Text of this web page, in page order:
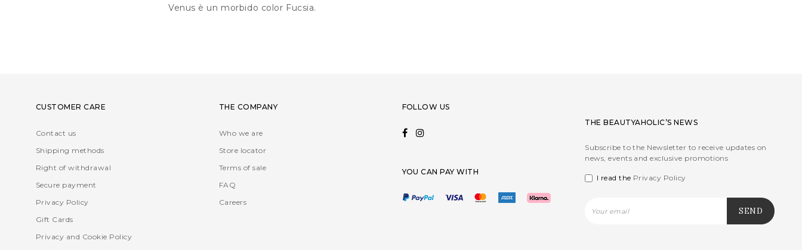
Venus è un morbido color Fucsia.
CUSTOMER CARE
Contact us
Shipping methods
Right of withdrawal
Secure payment
Privacy Policy
Gift Cards
Privacy and Cookie Policy
THE COMPANY
Who we are
Store locator
Terms of sale
FAQ
Careers
FOLLOW US
YOU CAN PAY WITH
THE BEAUTYAHOLIC’S NEWS
Subscribe to the Newsletter to receive updates on
news, events and exclusive promotions
I read the Privacy Policy